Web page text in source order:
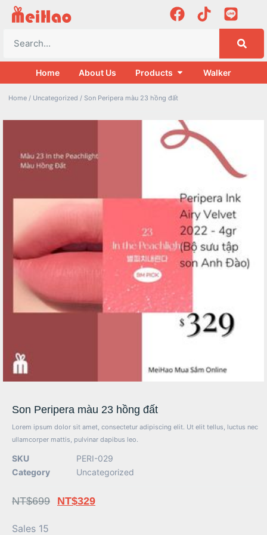
Home About Us Products Walker
Home / Uncategorized / Son Peripera màu 23 hồng đất
Son Peripera màu 23 hồng đất
Lorem ipsum dolor sit amet, consectetur adipiscing elit. Ut elit tellus, luctus nec
ullamcorper mattis, pulvinar dapibus leo.
SKU
PERI-029
Category
Uncategorized
NT$699 NT$329
Sales 15